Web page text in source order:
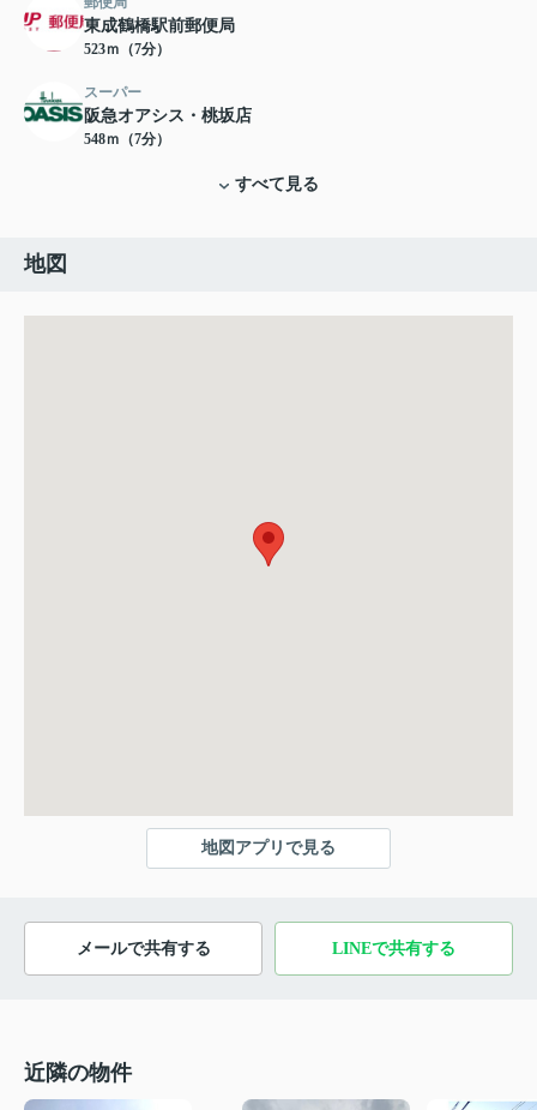
東成鶴橋駅前郵便局
523ｍ（7分）
スーパー
阪急オアシス・桃坂店
548ｍ（7分）
すべて見る
地図
地図アプリで見る
メールで共有する LINEで共有する
近隣の物件